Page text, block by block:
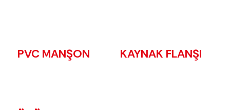
PVC MANŞON KAYNAK FLANŞI